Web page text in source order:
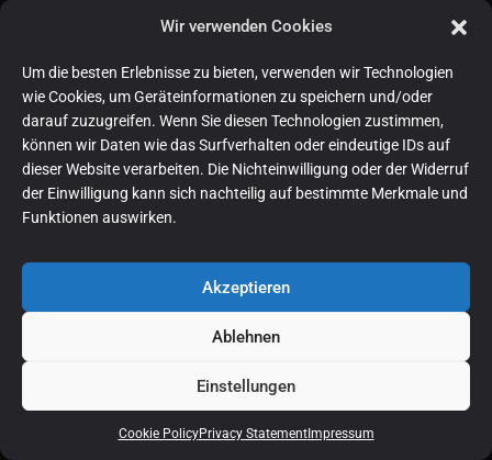
Wir verwenden Cookies
Um die besten Erlebnisse zu bieten, verwenden wir Technologien
wie Cookies, um Geräteinformationen zu speichern und/oder
darauf zuzugreifen. Wenn Sie diesen Technologien zustimmen,
können wir Daten wie das Surfverhalten oder eindeutige IDs auf
dieser Website verarbeiten. Die Nichteinwilligung oder der Widerruf
der Einwilligung kann sich nachteilig auf bestimmte Merkmale und
Funktionen auswirken.
Akzeptieren
Ablehnen
Einstellungen
Cookie PolicyPrivacy StatementImpressum
BMW X1 sDrive 18i M Sport
07.2025 4.411 km 100/136 PS
€ 36.999